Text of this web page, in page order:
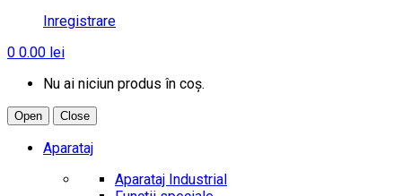
Inregistrare
0 0.00 lei
Nu ai niciun produs în coș.
Open Close
Aparataj
Aparataj Industrial